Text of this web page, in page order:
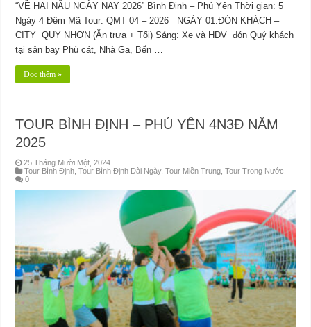
“VỀ HAI NẪU NGÀY NAY 2026” Bình Định – Phú Yên Thời gian: 5
Ngày 4 Đêm Mã Tour: QMT 04 – 2026 NGÀY 01:ĐÓN KHÁCH –
CITY QUY NHƠN (Ăn trưa + Tối) Sáng: Xe và HDV đón Quý khách
tại sân bay Phù cát, Nhà Ga, Bến …
Đọc thêm »
TOUR BÌNH ĐỊNH – PHÚ YÊN 4N3Đ NĂM
2025
25 Tháng Mười Một, 2024
Tour Bình Định ,Tour Bình Định Dài Ngày,Tour Miền Trung ,Tour Trong Nước
0